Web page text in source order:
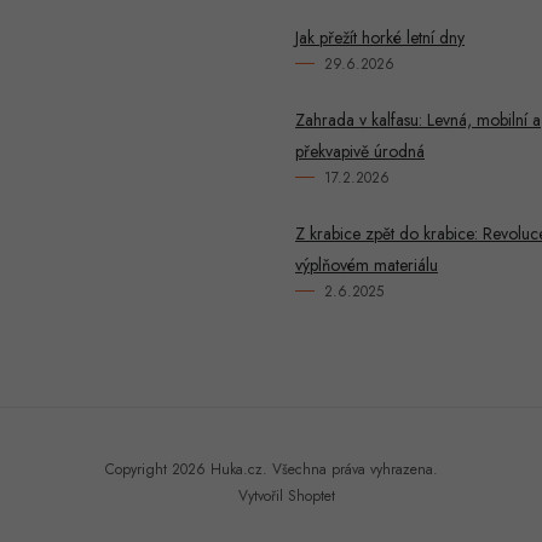
Jak přežít horké letní dny
29.6.2026
Zahrada v kalfasu: Levná, mobilní a
překvapivě úrodná
17.2.2026
Z krabice zpět do krabice:
výplňovém materiálu
2.6.2025
Vytvořil Shoptet
Copyright 2026 Huka.cz. Všechna práva vyhrazena.